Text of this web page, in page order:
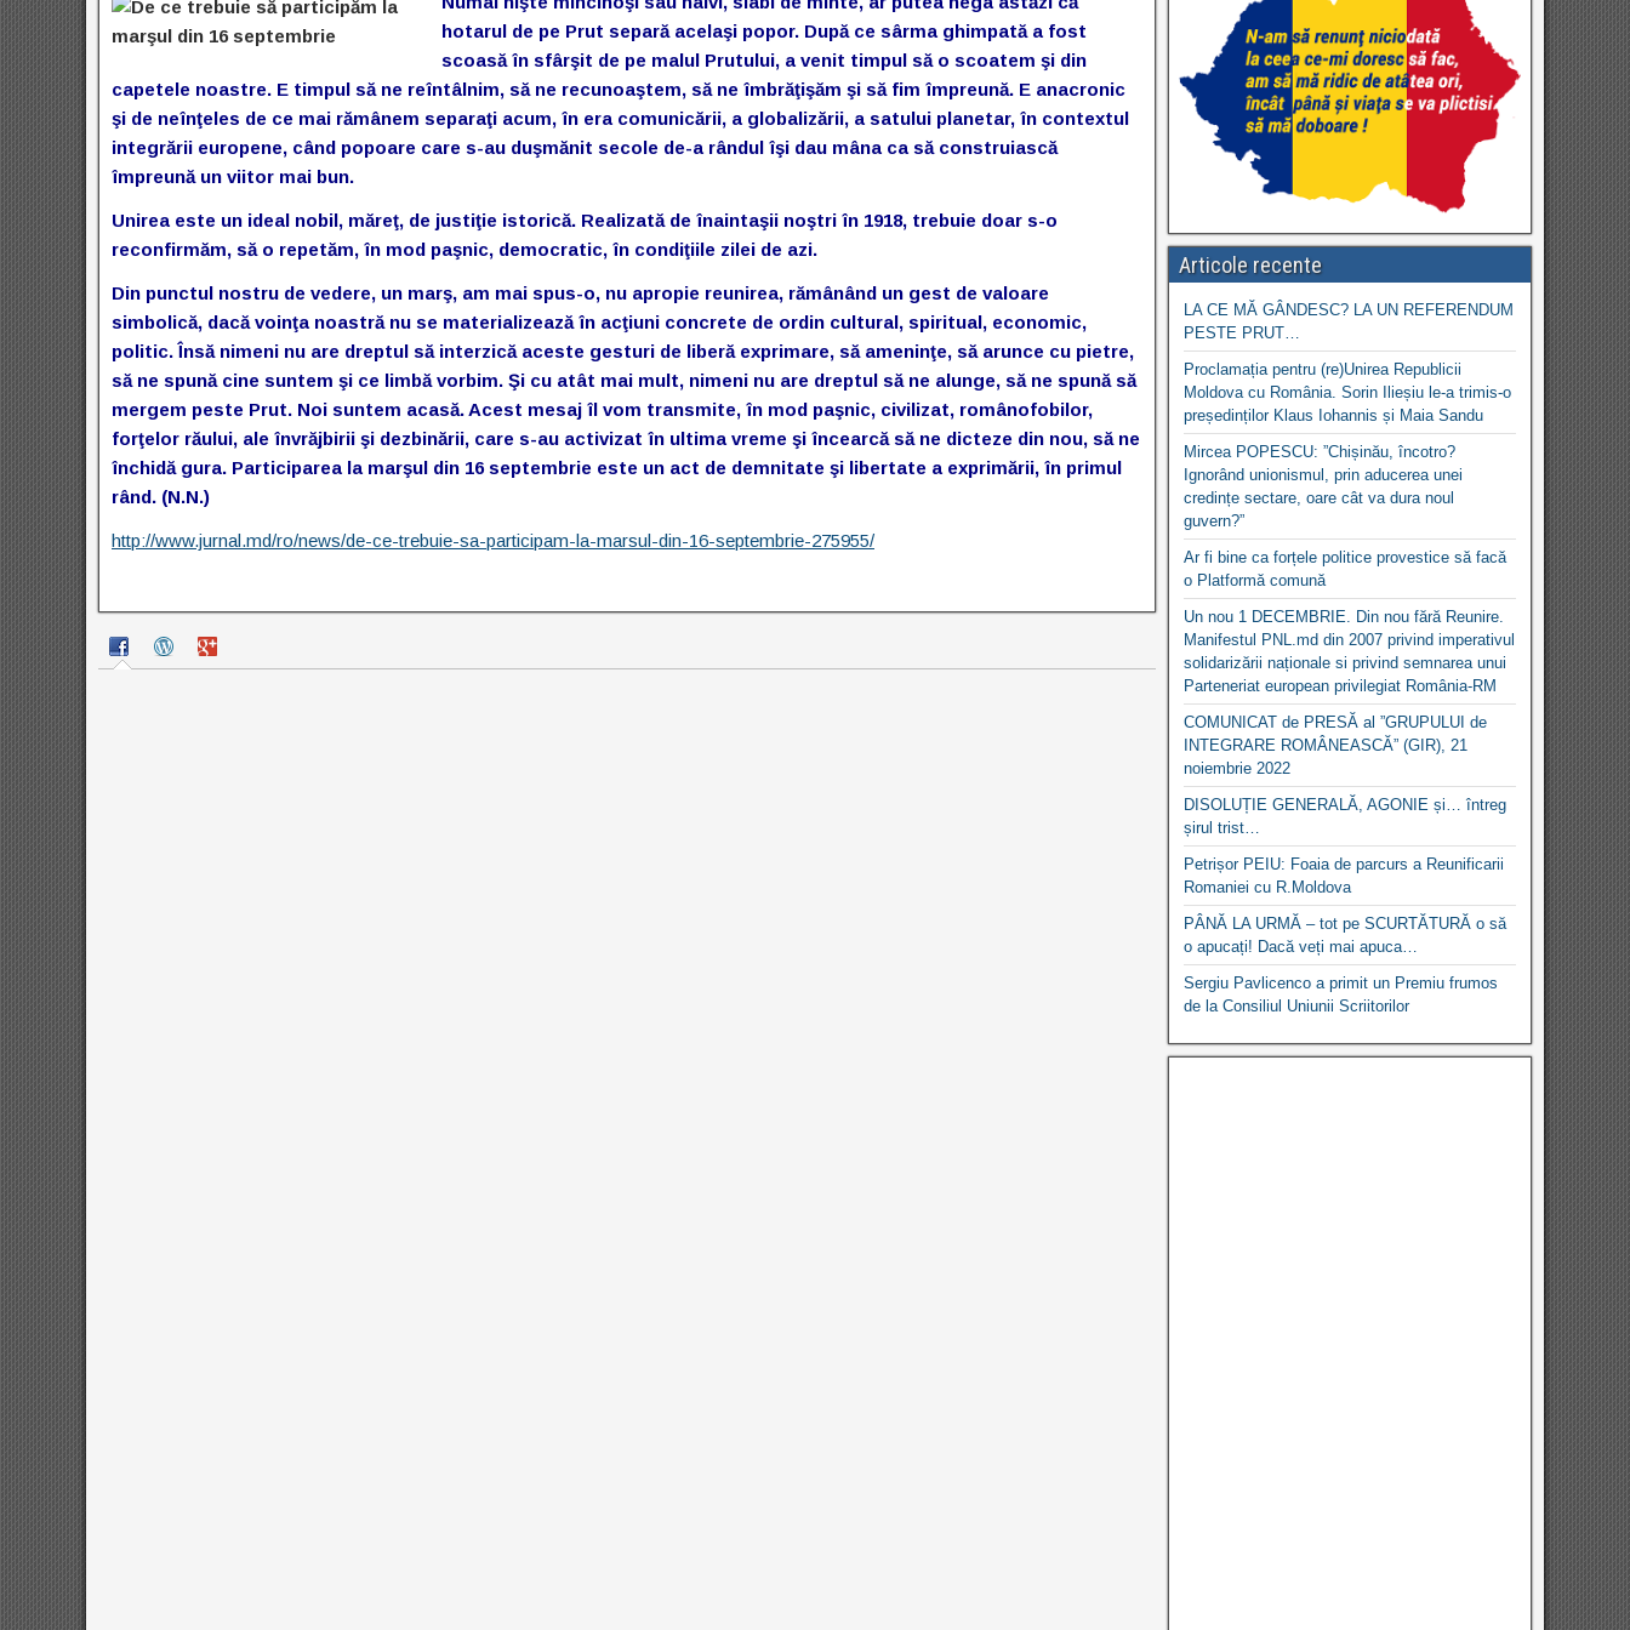
hotarul de pe Prut separă acelaşi popor. După ce sârma ghimpată a fost
scoasă în sfârşit de pe malul Prutului, a venit timpul să o scoatem şi din
capetele noastre. E timpul să ne reîntâlnim, să ne recunoaştem, să ne îmbrăţişăm şi să fim împreună. E anacronic
şi de neînţeles de ce mai rămânem separaţi acum, în era comunicării, a globalizării, a satului planetar, în contextul
integrării europene, când popoare care s-au duşmănit secole de-a rândul îşi dau mâna ca să construiască
împreună un viitor mai bun.
Unirea este un ideal nobil, măreţ, de justiţie istorică. Realizată de înaintaşii noştri în 1918, trebuie doar s-o
reconfirmăm, să o repetăm, în mod paşnic, democratic, în condiţiile zilei de azi.
Din punctul nostru de vedere, un marş, am mai spus-o, nu apropie reunirea, rămânând un gest de valoare
simbolică, dacă voinţa noastră nu se materializează în acţiuni concrete de ordin cultural, spiritual, economic,
politic. Însă nimeni nu are dreptul să interzică aceste gesturi de liberă exprimare, să ameninţe, să arunce cu pietre,
să ne spună cine suntem şi ce limbă vorbim. Şi cu atât mai mult, nimeni nu are dreptul să ne alunge, să ne spună să
mergem peste Prut. Noi suntem acasă. Acest mesaj îl vom transmite, în mod paşnic, civilizat, românofobilor,
forţelor răului, ale învrăjbirii şi dezbinării, care s-au activizat în ultima vreme şi încearcă să ne dicteze din nou, să ne
închidă gura. Participarea la marşul din 16 septembrie este un act de demnitate şi libertate a exprimării, în primul
rând. (N.N.)
http://www.jurnal.md/ro/news/de-ce-trebuie-sa-participam-la-marsul-din-16-septembrie-275955/
Articole recente
LA CE MĂ GÂNDESC? LA UN REFERENDUM
PESTE PRUT…
Proclamația pentru (re)Unirea Republicii
Moldova cu România. Sorin Ilieșiu le-a trimis-o
președinților Klaus Iohannis și Maia Sandu
Mircea POPESCU: ”Chișinău, încotro?
Ignorând unionismul, prin aducerea unei
credințe sectare, oare cât va dura noul
guvern?”
Ar fi bine ca forțele politice provestice să facă
o Platformă comună
Un nou 1 DECEMBRIE. Din nou fără Reunire.
Manifestul PNL.md din 2007 privind imperativul
solidarizării naționale si privind semnarea unui
Parteneriat european privilegiat România-RM
COMUNICAT de PRESĂ al ”GRUPULUI de
INTEGRARE ROMÂNEASCĂ” (GIR), 21
noiembrie 2022
DISOLUȚIE GENERALĂ, AGONIE și… întreg
șirul trist…
Petrișor PEIU: Foaia de parcurs a Reunificarii
Romaniei cu R.Moldova
PÂNĂ LA URMĂ – tot pe SCURTĂTURĂ o să
o apucați! Dacă veți mai apuca…
Sergiu Pavlicenco a primit un Premiu frumos
de la Consiliul Uniunii Scriitorilor